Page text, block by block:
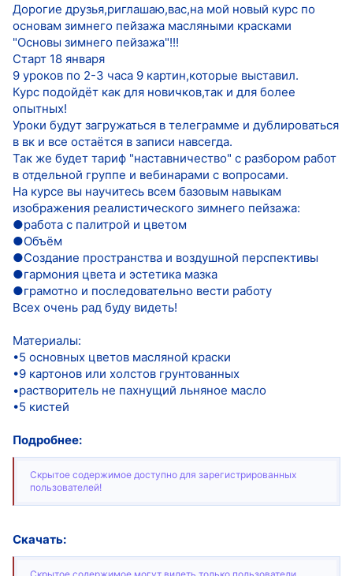
Дорогие друзья,риглашаю,вас,на мой новый курс по
основам зимнего пейзажа масляными красками
"Основы зимнего пейзажа"!!!
Старт 18 января
9 уроков по 2-3 часа 9 картин,которые выставил.
Курс подойдёт как для новичков,так и для более
опытных!
Уроки будут загружаться в телеграмме и дублироваться
в вк и все остаётся в записи навсегда.
Так же будет тариф "наставничество" с разбором работ
в отдельной группе и вебинарами с вопросами.
На курсе вы научитесь всем базовым навыкам
изображения реалистического зимнего пейзажа:
●работа с палитрой и цветом
●Объём
●Создание пространства и воздушной перспективы
●гармония цвета и эстетика мазка
●грамотно и последовательно вести работу
Всех очень рад буду видеть!
Материалы:
•5 основных цветов масляной краски
•9 картонов или холстов грунтованных
•растворитель не пахнущий льняное масло
•5 кистей
Подробнее:
Скрытое содержимое доступно для зарегистрированных
пользователей!
Скачать: